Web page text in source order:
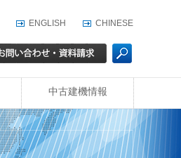
ENGLISH CHINESE
中古建機情報